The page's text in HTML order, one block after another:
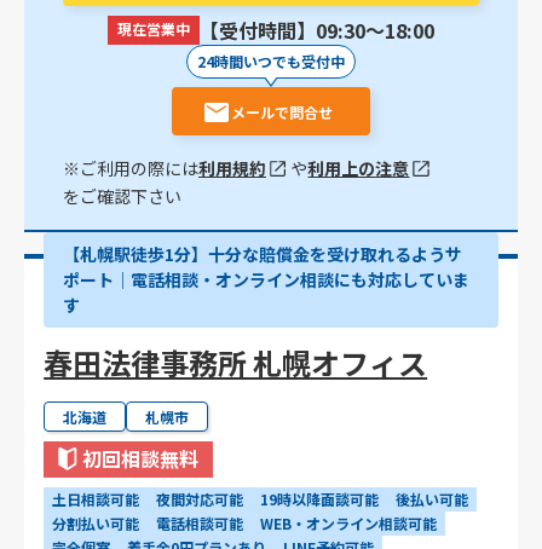
現在営業中 【受付時間】09:30〜18:00
24時間いつでも受付中
メールで問合せ
※ご利用の際には利用規約 や利用上の注意
をご確認下さい
【札幌駅徒歩1分】十分な賠償金を受け取れるようサ
ポート│電話相談・オンライン相談にも対応していま
す
春田法律事務所 札幌オフィス
北海道 札幌市
初回相談無料
土日相談可能 夜間対応可能 19時以降面談可能
後払い可能
分割払い可能
電話相談可能
WEB・オンライン相談可能